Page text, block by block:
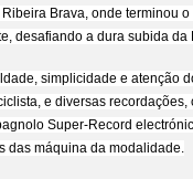
Brava, onde terminou
desafiando a dura subida
simplicidade e atenção
e diversas recordações,
Super-Record
das máquina da modalidade.